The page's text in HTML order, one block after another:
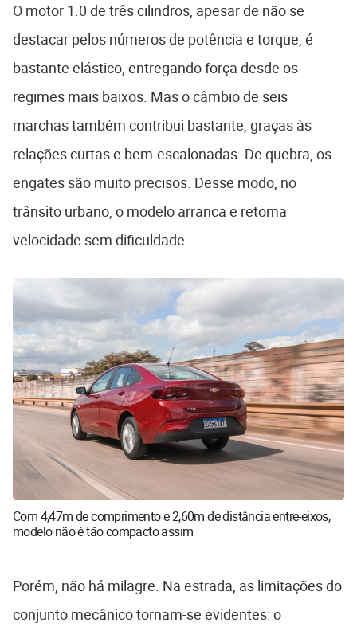
O motor 1.0 de três cilindros, apesar de não se
destacar pelos números de potência e torque, é
bastante elástico, entregando força desde os
regimes mais baixos. Mas o câmbio de seis
marchas também contribui bastante, graças às
relações curtas e bem-escalonadas. De quebra, os
engates são muito precisos. Desse modo, no
trânsito urbano, o modelo arranca e retoma
velocidade sem dificuldade.
Com 4,47m de comprimento e 2,60m de distância entre-eixos,
modelo não é tão compacto assim
Porém, não há milagre. Na estrada, as limitações do
conjunto mecânico tornam-se evidentes: o